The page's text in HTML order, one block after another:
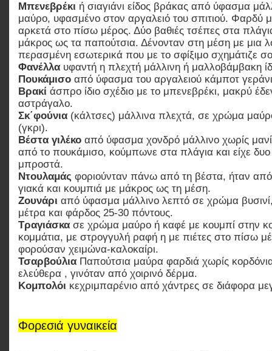
Μπενεβρέκι ή σιαγιάνι είδος βράκας από ύφασμα
μαύρο, υφασμένο στον αργαλειό του σπιτιού. Φαρδύ
αρκετά στο πίσω μέρος. Δύο βαθιές τσέπες στα
μάκρος ως τα παπούτσια. Δένονταν στη μέση με μια
περασμένη εσωτερικά που με το σφίξιμο σχημάτιζε
Φανέλλα υφαντή η πλεχτή μάλλινη ή μαλλοβάμβακη
Πουκάμισο από ύφασμα του αργαλειού κάμποτ
Βρακί άσπρο ίδιο σχέδιο με το μπενεβρέκι, μακρύ
αστράγαλο.
Σκ΄φούνια (κάλτσες) μάλλινα πλεχτά, σε χρώμα
(γκρι).
Βέστα γιλέκο από ύφασμα χονδρό μάλλινο χωρίς
από το πουκάμισο, κούμπωνε στα πλάγια και είχε
μπροστά.
Ντουλαμάς φοριούνταν πάνω από τη βέστα, ήταν από
γιακά και κουμπιά με μάκρος ως τη μέση.
Ζουνάρι από ύφασμα μάλλινο λεπτό σε χρώμα
μέτρα και φάρδος 25-30 πόντους.
Τραγιάσκα σε χρώμα μαύρο ή καφέ με κουμπί στην
κομμάτια, με στρογγυλή ραφή η με πιέτες στο πίσω
φορούσαν χειμώνα-καλοκαίρι.
Τσαρβούλια Παπούτσια μαύρα φαρδιά χωρίς
ελεύθερα , γινόταν από χοιρινό δέρμα.
Κομπολόι κεχριμπαρένιο από χάντρες σε διάφορα
Φορεσιά γυναικεία